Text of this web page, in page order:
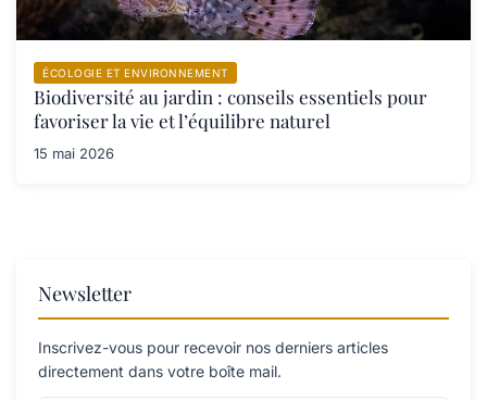
ÉCOLOGIE ET ENVIRONNEMENT
Biodiversité au jardin : conseils essentiels pour
favoriser la vie et l’équilibre naturel
15 mai 2026
Newsletter
Inscrivez-vous pour recevoir nos derniers articles
directement dans votre boîte mail.